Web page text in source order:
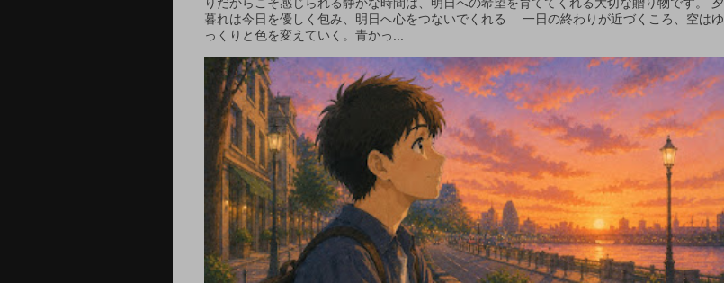
りだからこそ感じられる静かな時間は、明日への希望を育ててくれる大切な贈り物です。 夕
暮れは今日を優しく包み、明日へ心をつないでくれる 一日の終わりが近づくころ、空はゆ
っくりと色を変えていく。青かっ...